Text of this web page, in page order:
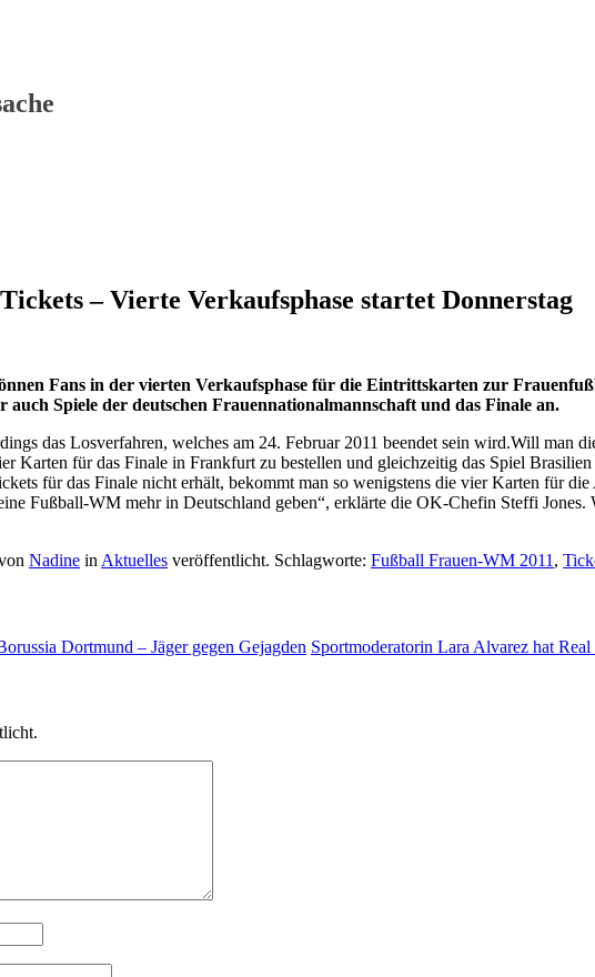
– Vierte Verkaufsphase startet Donnerstag
Fans in der vierten Verkaufsphase für die Eintrittskarten zur
Spiele der deutschen Frauennationalmannschaft und das Finale an.
das Losverfahren, welches am 24. Februar 2011 beendet sein wird.Will man
Karten für das Finale in Frankfurt zu bestellen und gleichzeitig das Spiel
für das Finale nicht erhält, bekommt man so wenigstens die vier Karten für
Fußball-WM mehr in Deutschland geben“, erklärte die OK-Chefin Steffi
Nadine in Aktuelles veröffentlicht. Schlagworte: Fußball Frauen-WM 2011 ,
Dortmund – Jäger gegen Gejagden Sportmoderatorin Lara Alvarez hat